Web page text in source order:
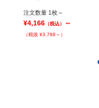
注文数量 1枚～
¥4,166 （税込） ～
（税抜 ¥3,788～）